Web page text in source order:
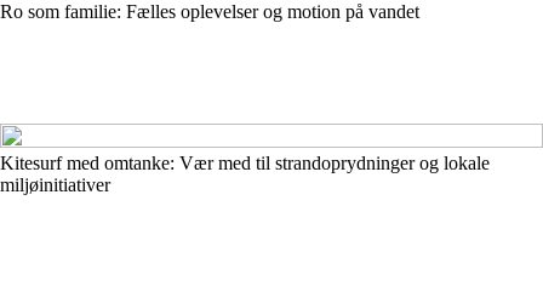
Ro som familie: Fælles oplevelser og motion på vandet
Kitesurf med omtanke: Vær med til strandoprydninger og lokale
miljøinitiativer